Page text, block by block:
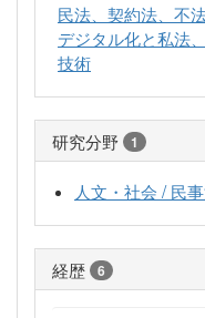
民法、契約法、不
デジタル化と私法
技術
研究分野 1
人文・社会 / 民
経歴 6